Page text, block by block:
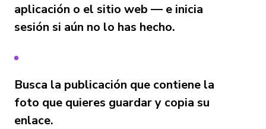
aplicación o el sitio web — e inicia
sesión si aún no lo has hecho.
Busca la publicación que contiene la
foto que quieres guardar y copia su
enlace.